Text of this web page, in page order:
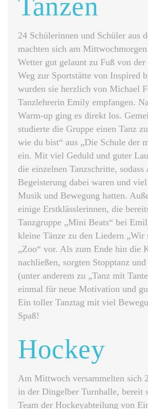
Tanzen
24 Schülerinnen und Schüler aus
machten sich am
Wetter gut gelaunt zu Fuß von der
Weg zur Sportstätte von Inspired
wurden sie herzlich von Michael
Tanzlehrerin Emily empfangen.
Warm-up ging es direkt los.
studierte die Gruppe einen Tanz
wie du bist“ aus „Die Schule der
ein. Mit viel Geduld und guter
die einzelnen Tanzschritte,
Begeisterung dabei waren und
Musik und Bewegung hatten.
einige Erstklässlerinnen, die
Tanzgruppe „Mini Beats“ bei
kleine Tänze zu den Liedern „Wir
„Zoo“ vor. Als zum Ende hin die
nachließen, sorgten Stopptanz
(unter anderem zu „Tanz mit
einmal für neue Motivation und
Ein toller Tanztag mit viel
Spaß!
Hockey
Am Mittwoch versammelten sich
in der Dingelber Turnhalle, bereit
Team der Hockeyabteilung von